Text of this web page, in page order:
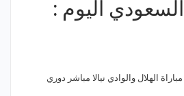
السعودي اليوم :
الهلال والوادي نيالا مباشر دوري